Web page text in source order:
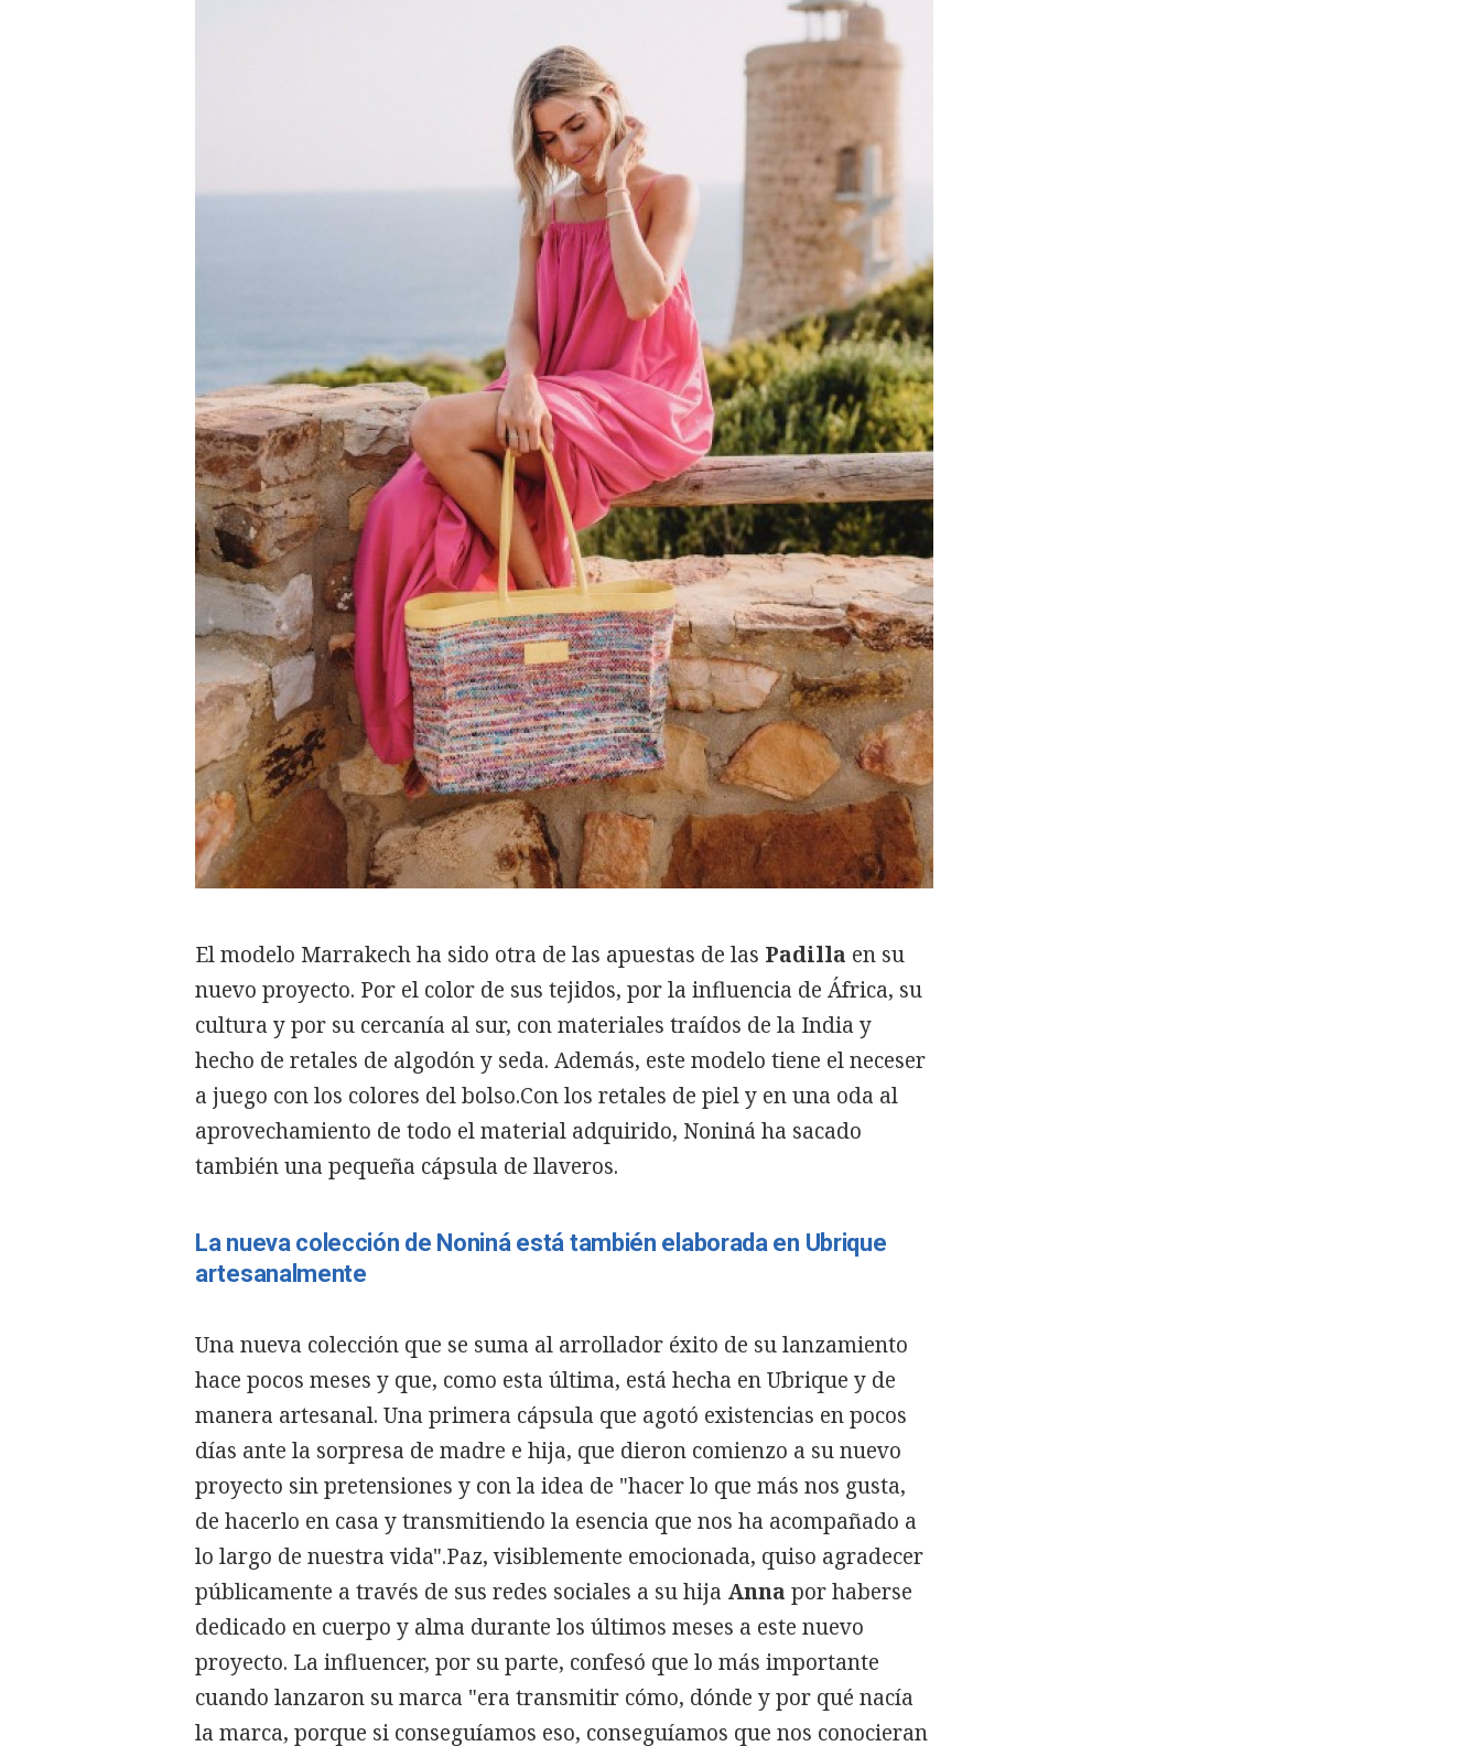
El modelo Marrakech ha sido otra de las apuestas de las Padilla en su
nuevo proyecto. Por el color de sus tejidos, por la influencia de África, su
cultura y por su cercanía al sur, con materiales traídos de la India y
hecho de retales de algodón y seda. Además, este modelo tiene el neceser
a juego con los colores del bolso.Con los retales de piel y en una oda al
aprovechamiento de todo el material adquirido, Noniná ha sacado
también una pequeña cápsula de llaveros.
La nueva colección de Noniná está también elaborada en Ubrique
artesanalmente
Una nueva colección que se suma al arrollador éxito de su lanzamiento
hace pocos meses y que, como esta última, está hecha en Ubrique y de
manera artesanal. Una primera cápsula que agotó existencias en pocos
días ante la sorpresa de madre e hija, que dieron comienzo a su nuevo
proyecto sin pretensiones y con la idea de "hacer lo que más nos gusta,
de hacerlo en casa y transmitiendo la esencia que nos ha acompañado a
lo largo de nuestra vida".Paz, visiblemente emocionada, quiso agradecer
públicamente a través de sus redes sociales a su hija Anna por haberse
dedicado en cuerpo y alma durante los últimos meses a este nuevo
proyecto. La influencer, por su parte, confesó que lo más importante
cuando lanzaron su marca "era transmitir cómo, dónde y por qué nacía
la marca, porque si conseguíamos eso, conseguíamos que nos conocieran